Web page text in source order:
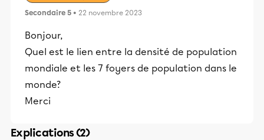
Secondaire 5 • 22 novembre 2023
Bonjour,
Quel est le lien entre la densité de population
mondiale et les 7 foyers de population dans le
monde?
Merci
Explications (2)